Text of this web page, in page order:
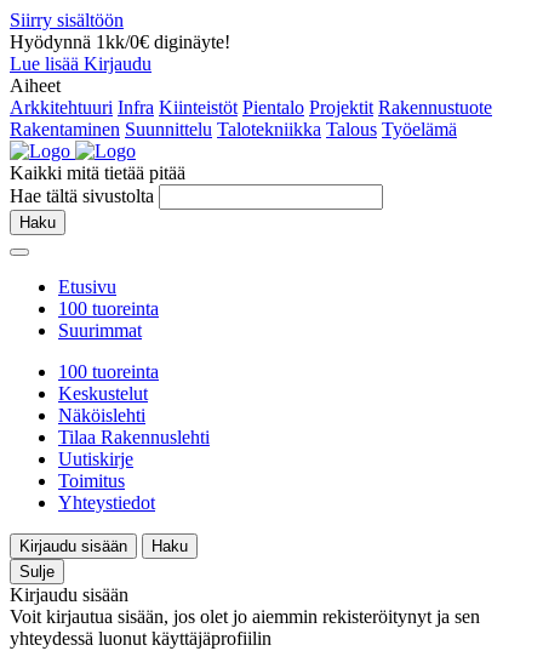
Siirry sisältöön
Hyödynnä 1kk/0€ diginäyte!
Lue lisää Kirjaudu
Aiheet
Arkkitehtuuri Infra Kiinteistöt Pientalo Projektit Rakennustuote
Rakentaminen Suunnittelu Talotekniikka Talous Työelämä
Kaikki mitä tietää pitää
Hae tältä sivustolta
Haku
Etusivu
100 tuoreinta
Suurimmat
100 tuoreinta
Keskustelut
Näköislehti
Tilaa Rakennuslehti
Uutiskirje
Toimitus
Yhteystiedot
Kirjaudu sisään
Haku
Sulje
Kirjaudu sisään
Voit kirjautua sisään, jos olet jo aiemmin rekisteröitynyt ja sen
yhteydessä luonut käyttäjäprofiilin